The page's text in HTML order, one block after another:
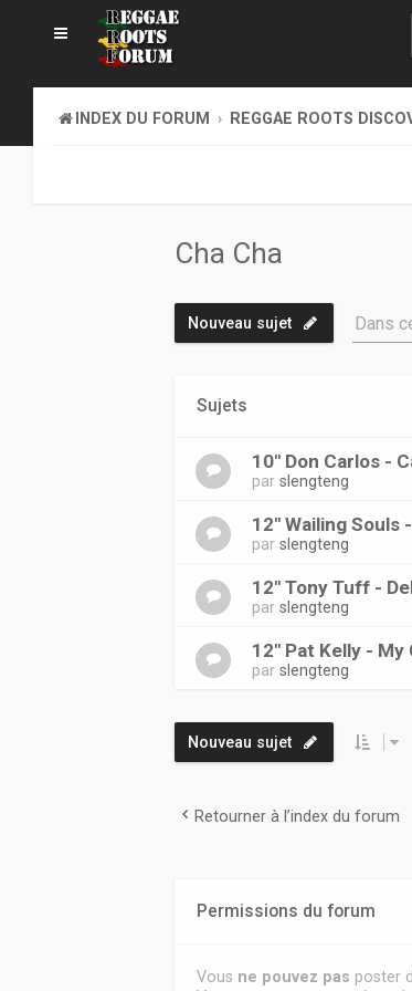
INDEX DU FORUM REGGAE ROOTS
Cha Cha
Nouveau sujet Dans
Sujets
10" Don Carlos -
parslengteng
12" Wailing Souls
parslengteng
12" Tony Tuff -
parslengteng
12" Pat Kelly -
parslengteng
Nouveau sujet
Retourner à l’index du forum
Permissions du forum
Vous ne pouvez pas poster